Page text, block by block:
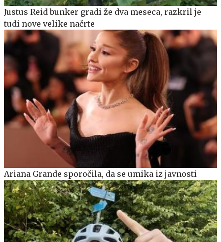
Justus Reid bunker gradi že dva meseca, razkril je
tudi nove velike načrte
Ariana Grande sporočila, da se umika iz javnosti